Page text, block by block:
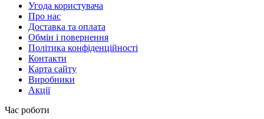
Угода користувача
Про нас
Доставка та оплата
Обмін і повернення
Політика конфіденційності
Контакти
Карта сайту
Виробники
Акції
Час роботи